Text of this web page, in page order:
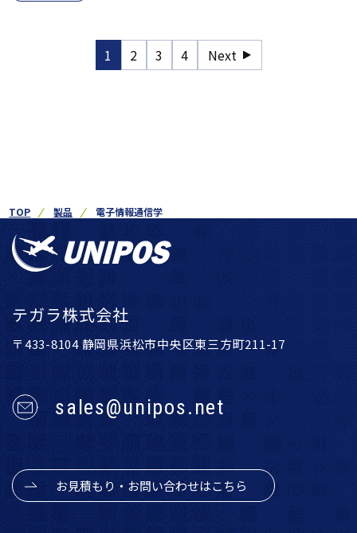
1 2 3 4 Next
TOP 製品 電子情報通信学
テガラ株式会社
〒433-8104 静岡県浜松市中央区東三方町211-17
sales@unipos.net
お見積もり・お問い合わせはこちら